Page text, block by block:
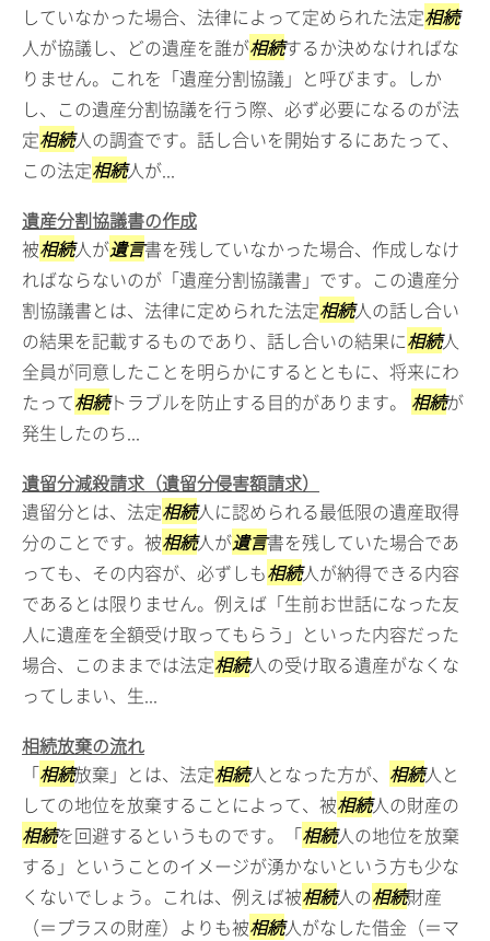
していなかった場合、法律によって定められた法定相続
人が協議し、どの遺産を誰が相続するか決めなければな
りません。これを「遺産分割協議」と呼びます。しか
し、この遺産分割協議を行う際、必ず必要になるのが法
定相続人の調査です。話し合いを開始するにあたって、
この法定相続人が...
遺産分割協議書の作成
被相続人が遺言書を残していなかった場合、作成しなけ
ればならないのが「遺産分割協議書」です。この遺産分
割協議書とは、法律に定められた法定相続人の話し合い
の結果を記載するものであり、話し合いの結果に相続人
全員が同意したことを明らかにするとともに、将来にわ
たって相続トラブルを防止する目的があります。 相続が
発生したのち...
遺留分減殺請求（遺留分侵害額請求）
遺留分とは、法定相続人に認められる最低限の遺産取得
分のことです。被相続人が遺言書を残していた場合であ
っても、その内容が、必ずしも相続人が納得できる内容
であるとは限りません。例えば「生前お世話になった友
人に遺産を全額受け取ってもらう」といった内容だった
場合、このままでは法定相続人の受け取る遺産がなくな
ってしまい、生...
相続放棄の流れ
「相続放棄」とは、法定相続人となった方が、 相続人と
しての地位を放棄することによって、被相続人の財産の
相続を回避するというものです。「相続人の地位を放棄
する」ということのイメージが湧かないという方も少な
くないでしょう。これは、例えば被相続人の相続財産
（＝プラスの財産）よりも被相続人がなした借金（＝マ